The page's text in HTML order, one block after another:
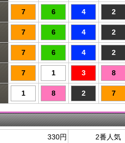
7 6 4 2
7 6 4 2
7 6 4 2
7 1 3 8
1 8 2 7
330円 2番人気